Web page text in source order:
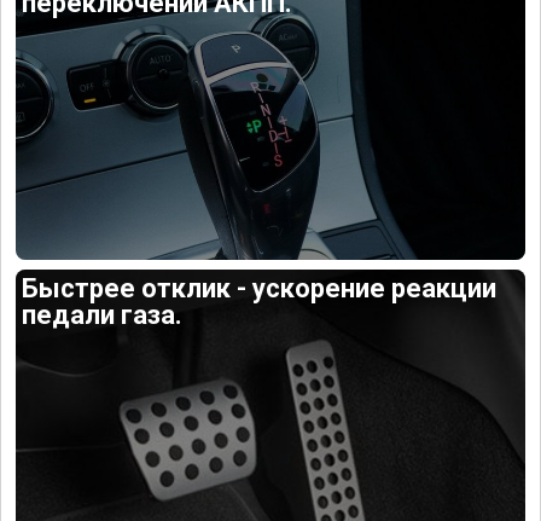
Быстрее отклик - ускорение реакции
педали газа.